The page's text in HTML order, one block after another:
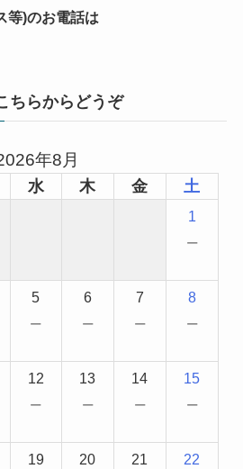
等)のお電話は
ちらからどうぞ
年8月
水 木 金 土
1
−
5
−
6
−
7
−
8
−
12
−
13
−
14
−
15
−
19 20 21 22